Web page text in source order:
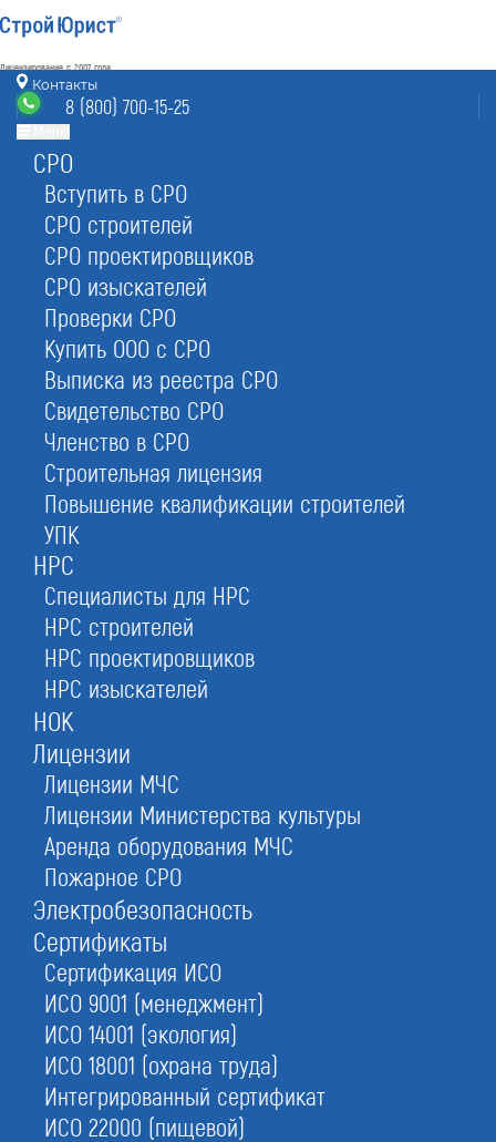
Лицензирование с 2007 года
4.93
Наш рейтинг
80отзывов
режим работы
без выходных 7:00-20:00
8 (800) 700-15-25
Архангельск, БЦ «Архангельск»,
Контакты
8 (800) 700-15-25
СРО
Вступить в СРО
СРО строителей
СРО проектировщиков
СРО изыскателей
Проверки СРО
Купить ООО с СРО
Выписка из реестра СРО
Свидетельство СРО
Членство в СРО
Строительная лицензия
Повышение квалификации строителей
УПК
НРС
Специалисты для НРС
НРС строителей
НРС проектировщиков
НРС изыскателей
НОК
Лицензии
Лицензии МЧС
Лицензии Министерства культуры
Аренда оборудования МЧС
Пожарное СРО
Электробезопасность
Сертификаты
Сертификация ИСО
ИСО 9001 (менеджмент)
ИСО 14001 (экология)
ИСО 18001 (охрана труда)
Интегрированный сертификат
ИСО 22000 (пищевой)
Главная
Отзывы о СтройЮрист в
Архангельске
Оставьте заявку прямо сейчас
Бесплатная консультация
При отправке данной формы вы соглашаетесь с
Отзывы по вступлению в СРО